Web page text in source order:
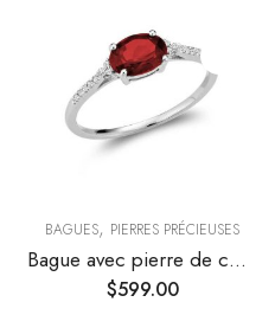
PIERRES PRÉCIEUSES
BAGUES, PIERRES PRÉCIEUSES
Bague avec pierre de couleur ovale et diamants
$599.00